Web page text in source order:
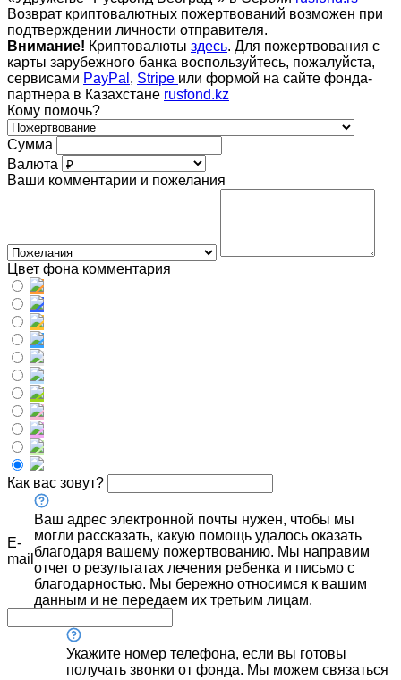
Возврат криптовалютных пожертвований возможен при
подтверждении личности отправителя.
Внимание! Криптовалюты здесь. Для пожертвования с
карты зарубежного банка воспользуйтесь, пожалуйста,
сервисами PayPal , Stripe или формой на сайте фонда-
партнера в Казахстане rusfond.kz
Кому помочь?
Сумма
Валюта
Ваши комментарии и пожелания
Цвет фона комментария
Как вас зовут?
E-
mail
Ваш адрес электронной почты нужен, чтобы мы
могли рассказать, какую помощь удалось оказать
благодаря вашему пожертвованию. Мы направим
отчет о результатах лечения ребенка и письмо с
благодарностью. Мы бережно относимся к вашим
данным и не передаем их третьим лицам.
Укажите номер телефона, если вы готовы
получать звонки от фонда. Мы можем связаться